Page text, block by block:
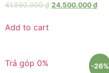
41.990.000₫ 24.500.000₫
Add to cart
Trả góp 0% -26%